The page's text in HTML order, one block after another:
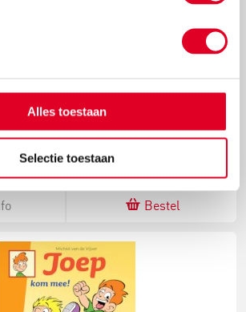
Alles toestaan
Selectie toestaan
stripboek
€ 12,50
Bestel